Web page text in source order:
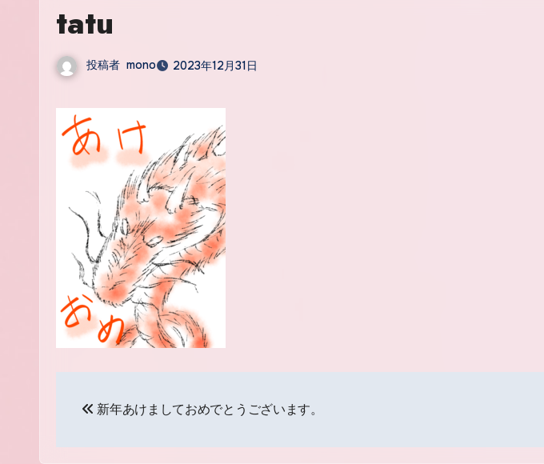
tatu
投稿者 mono 2023年12月31日
新年あけましておめでとうございます。